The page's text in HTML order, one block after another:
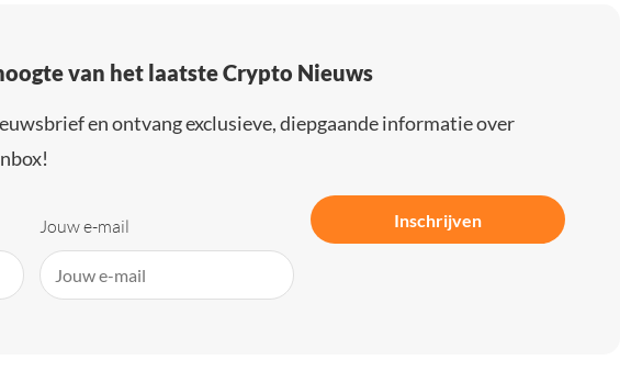
van het laatste Crypto Nieuws
en ontvang exclusieve, diepgaande informatie over
Jouw e-mail Inschrijven